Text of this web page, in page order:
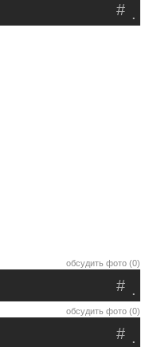
.
#
обсудить фото (0)
.
#
обсудить фото (0)
.
#